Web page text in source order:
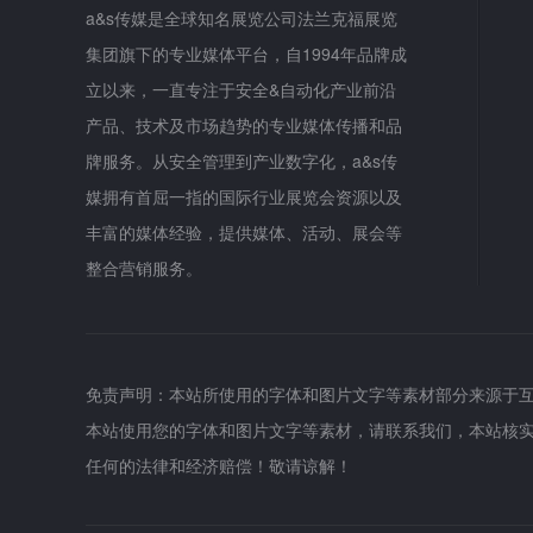
a&s传媒是全球知名展览公司法兰克福展览
集团旗下的专业媒体平台，自1994年品牌成
立以来，一直专注于安全&自动化产业前沿
产品、技术及市场趋势的专业媒体传播和品
牌服务。从安全管理到产业数字化，a&s传
媒拥有首屈一指的国际行业展览会资源以及
丰富的媒体经验，提供媒体、活动、展会等
整合营销服务。
免责声明：本站所使用的字体和图片文字等素材部分来源
本站使用您的字体和图片文字等素材，请联系我们，本站
任何的法律和经济赔偿！敬请谅解！